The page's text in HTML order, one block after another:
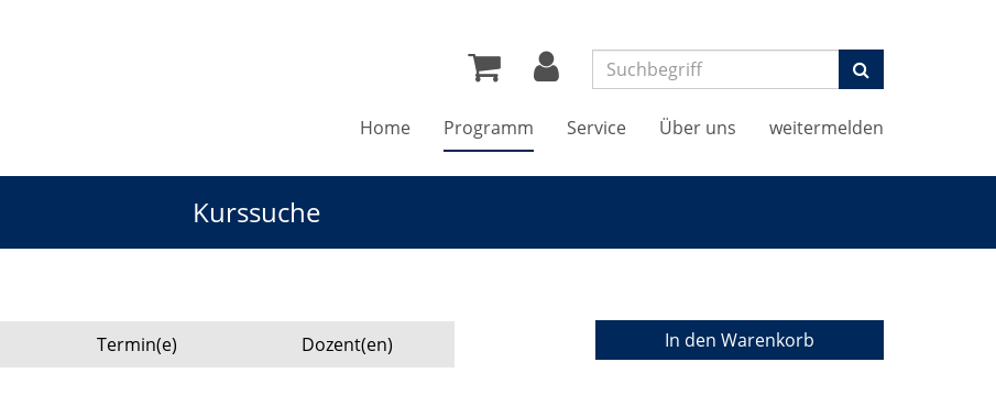
Suchen
Home Programm Service Über uns weitermelden
Kurssuche
Termin(e) Dozent(en) In den Warenkorb